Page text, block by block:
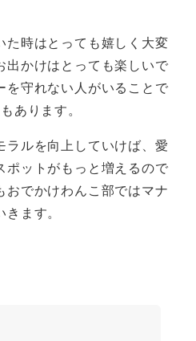
た時はとっても嬉しく大変
出かけはとっても楽しいで
を守れない人がいることで
あります。
ラルを向上していけば、愛
ポットがもっと増えるので
おでかけわんこ部ではマナ
ます。